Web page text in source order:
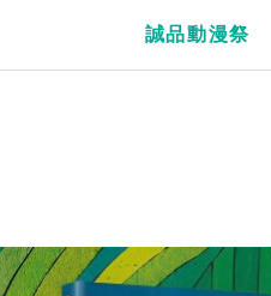
誠品動漫祭